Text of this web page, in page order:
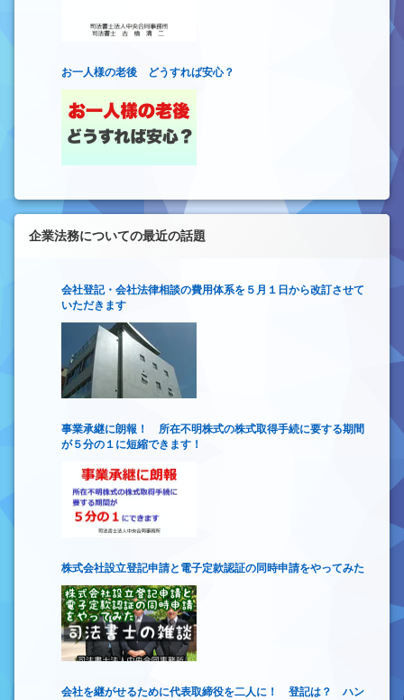
お一人様の老後 どうすれば安心？
企業法務についての最近の話題
会社登記・会社法律相談の費用体系を５月１日から改訂させて
いただきます
事業承継に朗報！ 所在不明株式の株式取得手続に要する期間
が５分の１に短縮できます！
株式会社設立登記申請と電子定款認証の同時申請をやってみた
会社を継がせるために代表取締役を二人に！ 登記は？ ハン